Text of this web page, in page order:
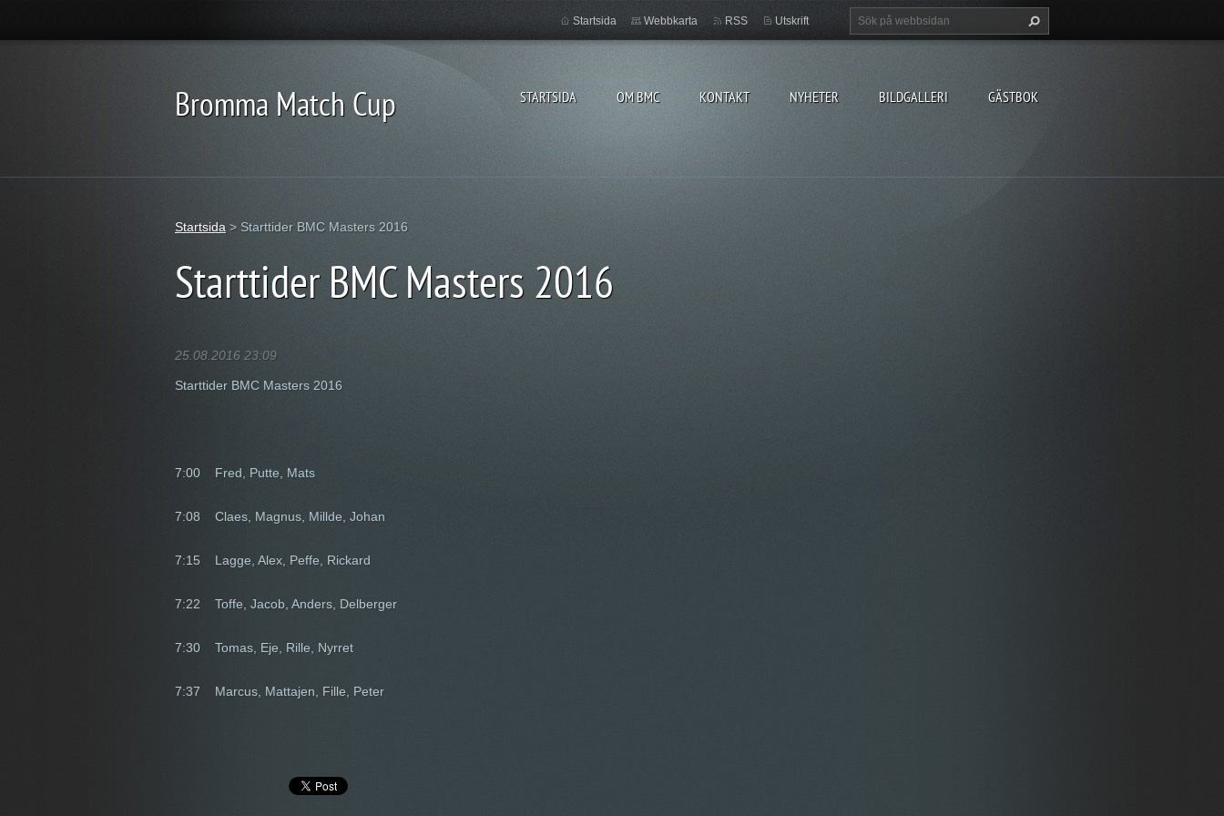
Bromma Match Cup STARTSIDA OM BMC KONTAKT NYHETER BILDGALLERI GÄSTBOK
Startsida Webbkarta RSS Utskrift
Startsida > Starttider BMC Masters 2016
Starttider BMC Masters 2016
25.08.2016 23:09
Starttider BMC Masters 2016
7:00 Fred, Putte, Mats
7:08 Claes, Magnus, Millde, Johan
7:15 Lagge, Alex, Peffe, Rickard
7:22 Toffe, Jacob, Anders, Delberger
7:30 Tomas, Eje, Rille, Nyrret
7:37 Marcus, Mattajen, Fille, Peter